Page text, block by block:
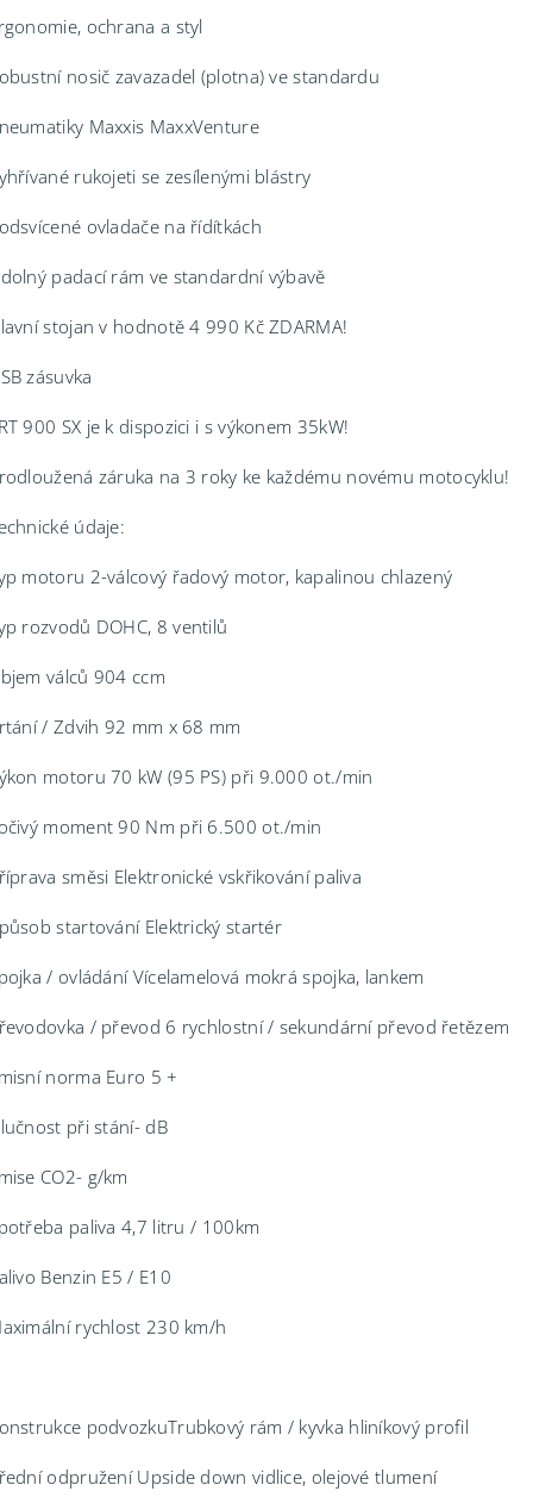
ochrana a styl
nosič zavazadel (plotna) ve standardu
Maxxis MaxxVenture
rukojeti se zesílenými blástry
ovladače na řídítkách
padací rám ve standardní výbavě
stojan v hodnotě 4 990 Kč ZDARMA!
zásuvka
900 SX je k dispozici i s výkonem 35kW!
záruka na 3 roky ke každému novému motocyklu!
údaje:
motoru 2-válcový řadový motor, kapalinou chlazený
rozvodů DOHC, 8 ventilů
válců 904 ccm
/ Zdvih 92 mm x 68 mm
motoru 70 kW (95 PS) při 9.000 ot./min
moment 90 Nm při 6.500 ot./min
směsi Elektronické vskřikování paliva
startování Elektrický startér
/ ovládání Vícelamelová mokrá spojka, lankem
/ převod 6 rychlostní / sekundární převod řetězem
norma Euro 5 +
při stání- dB
CO2- g/km
paliva 4,7 litru / 100km
Benzin E5 / E10
rychlost 230 km/h
podvozkuTrubkový rám / kyvka hliníkový profil
odpružení Upside down vidlice, olejové tlumení